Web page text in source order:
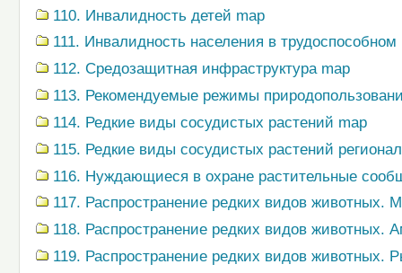
110. Инвалидность детей map
111. Инвалидность населения в трудоспособном
112. Средозащитная инфраструктура map
113. Рекомендуемые режимы
114. Редкие виды сосудистых растений map
115. Редкие виды сосудистых растений
116. Нуждающиеся в охране растительные
117. Распространение редких видов животных.
118. Распространение редких видов животных.
119. Распространение редких видов животных.